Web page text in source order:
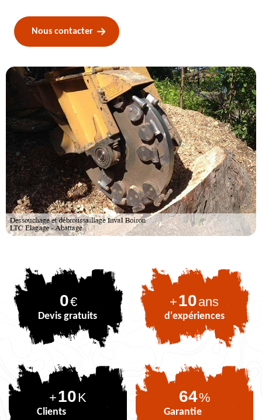
Nous contacter
0€
Devis gratuits
+10ans
d'expériences
+10K
Clients
80%
Garantie